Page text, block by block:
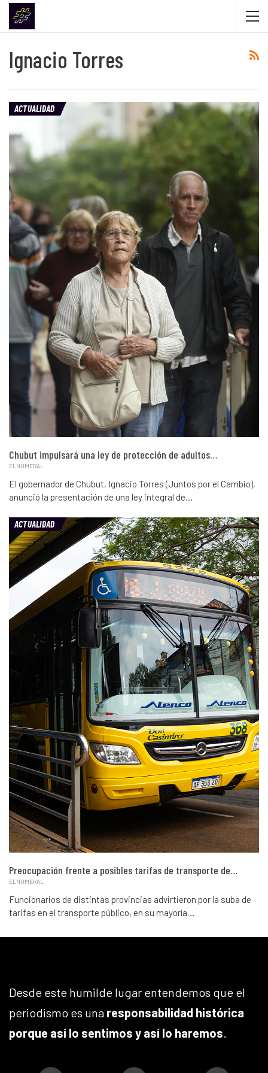
Ignacio Torres
ACTUALIDAD
Chubut impulsará una ley de protección de adultos…
ELNUMERAL
El gobernador de Chubut, Ignacio Torres (Juntos por el Cambio),
anunció la presentación de una ley integral de…
ACTUALIDAD
Preocupación frente a posibles tarifas de transporte de…
ELNUMERAL
Funcionarios de distintas provincias advirtieron por la suba de
tarifas en el transporte público, en su mayoría…
Desde este humilde lugar entendemos que el
periodismo es una responsabilidad histórica
porque así lo sentimos y así lo haremos.